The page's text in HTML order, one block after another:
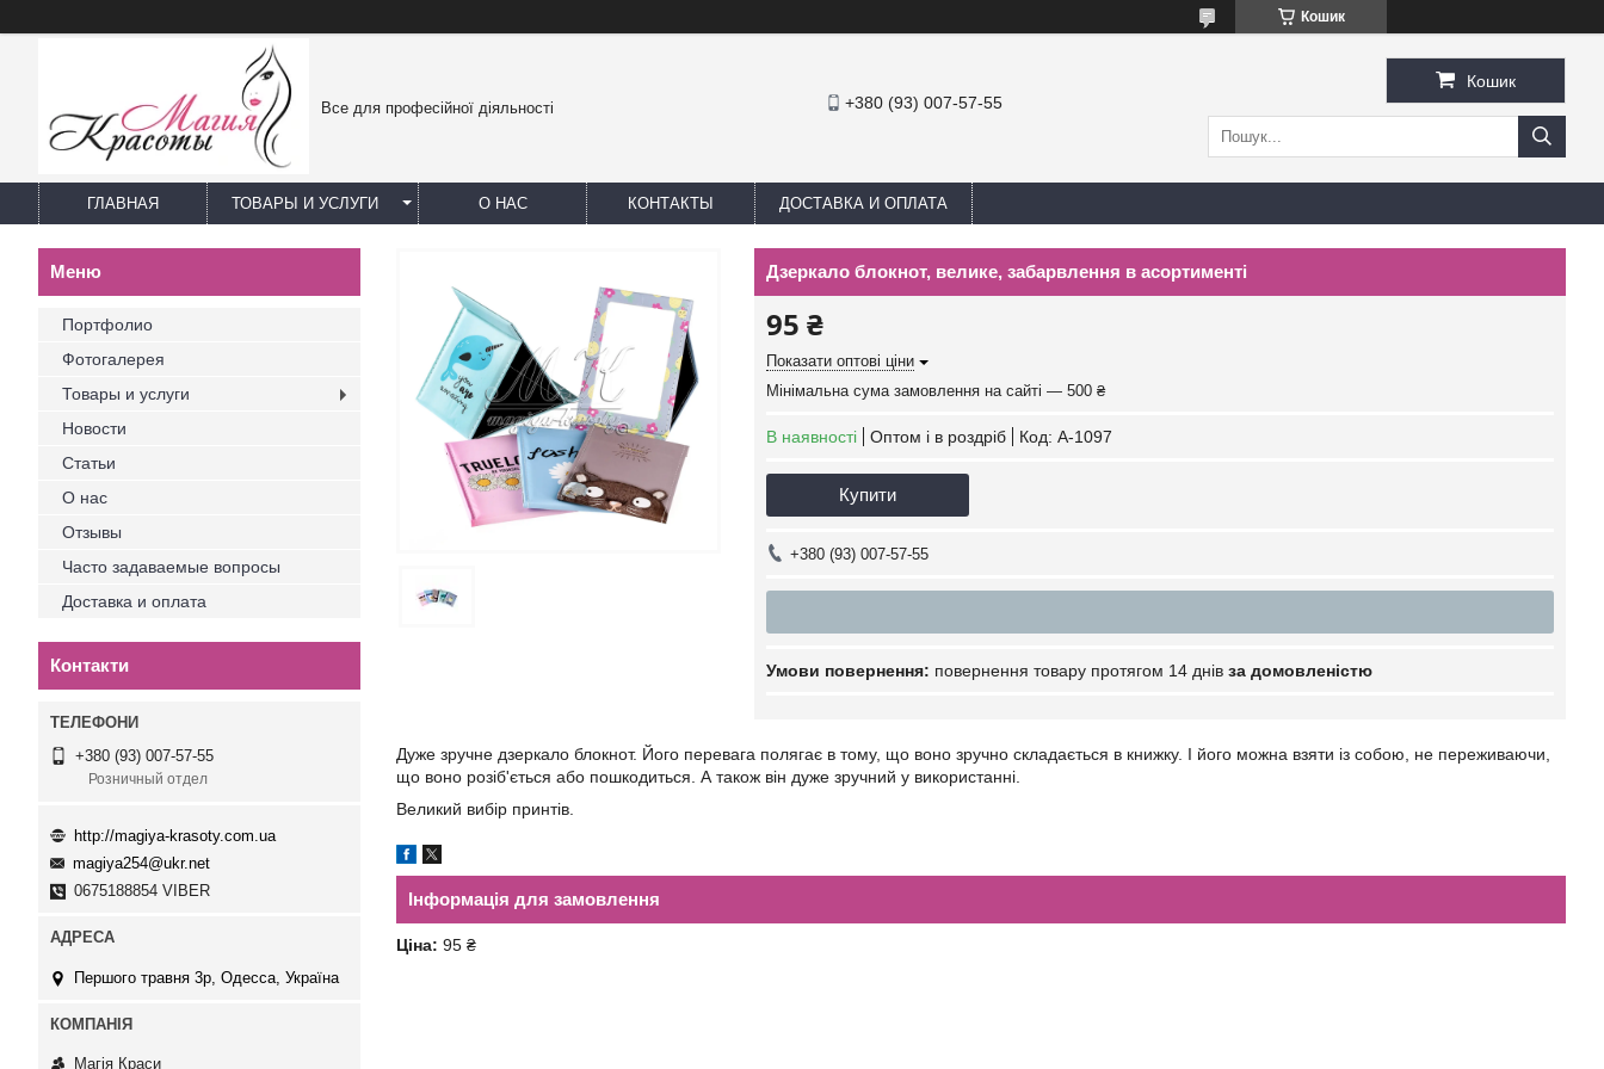
Кошик
Все для професійної діяльності +380 (93) 007-57-55
Кошик
ГЛАВНАЯ ТОВАРЫ И УСЛУГИ О НАС КОНТАКТЫ ДОСТАВКА И ОПЛАТА
Дзеркало блокнот, велике, забарвлення в асортименті
95 ₴
Показати оптові ціни
Мінімальна сума замовлення на сайті — 500 ₴
В наявності Оптом і в роздріб Код: A-1097
Купити
+380 (93) 007-57-55
повернення товару протягом 14 днів за домовленістю
Дуже зручне дзеркало блокнот. Його перевага полягає в тому, що воно зручно складається в книжку. І його можна взяти із собою, не переживаючи,
що воно розіб'ється або пошкодиться. А також він дуже зручний у використанні.
Великий вибір принтів.
Інформація для замовлення
Ціна: 95 ₴
Портфолио
Фотогалерея
Товары и услуги
Новости
Статьи
О нас
Отзывы
Часто задаваемые вопросы
Доставка и оплата
Контакти
+380 (93) 007-57-55
Розничный отдел
http://magiya-krasoty.com.ua
magiya254@ukr.net
0675188854 VIBER
Першого травня 3р, Одесса, Україна
Магія Краси